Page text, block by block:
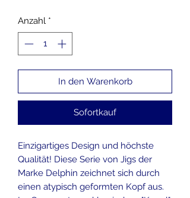
Anzahl *
In den Warenkorb
Sofortkauf
Einzigartiges Design und höchste
Qualität! Diese Serie von Jigs der
Marke Delphin zeichnet sich durch
einen atypisch geformten Kopf aus.